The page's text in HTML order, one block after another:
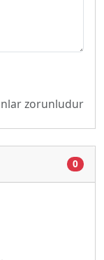
zorunludur
0